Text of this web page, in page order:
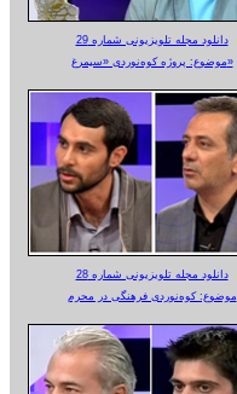
دانلود مجله تلویزیونی شماره 29
موضوع: پروژه کوه‌نوردی «سیمرغ»
دانلود مجله تلویزیونی شماره 28
موضوع: کوه‌نوردی فرهنگی در محرم